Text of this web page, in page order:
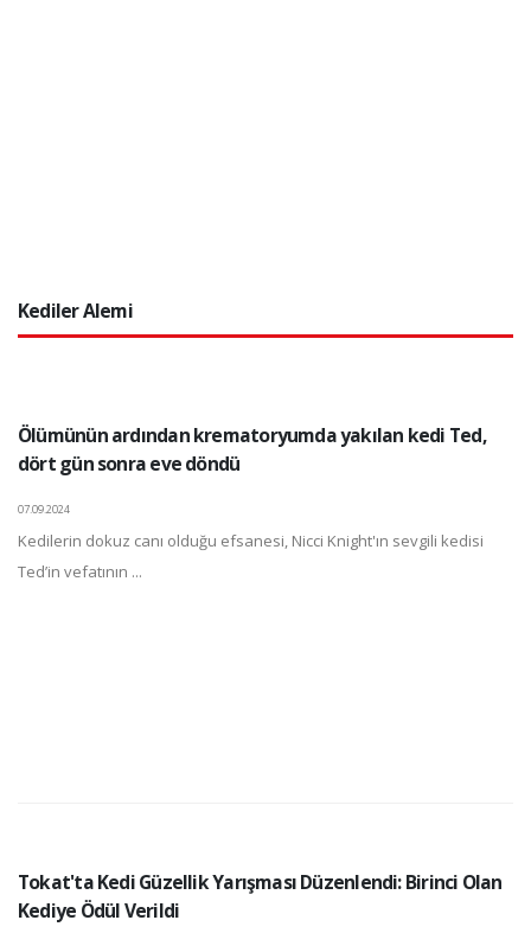
Kediler Alemi
Ölümünün ardından krematoryumda yakılan kedi Ted,
dört gün sonra eve döndü
07.09.2024
Kedilerin dokuz canı olduğu efsanesi, Nicci Knight'ın sevgili kedisi
Ted’in vefatının ...
Tokat'ta Kedi Güzellik Yarışması Düzenlendi: Birinci Olan
Kediye Ödül Verildi